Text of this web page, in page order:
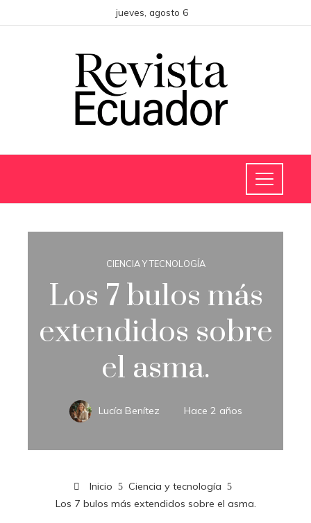
jueves, agosto 6
CIENCIA Y TECNOLOGÍA
Los 7 bulos más
extendidos sobre
el asma.
Lucía Benítez Hace 2 años
Inicio
Ciencia y tecnología
Los 7 bulos más extendidos sobre el asma.